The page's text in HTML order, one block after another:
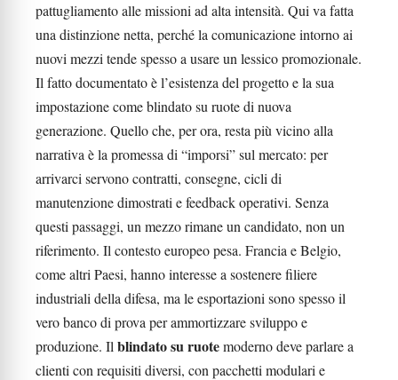
pattugliamento alle missioni ad alta intensità. Qui va fatta
una distinzione netta, perché la comunicazione intorno ai
nuovi mezzi tende spesso a usare un lessico promozionale.
Il fatto documentato è l’esistenza del progetto e la sua
impostazione come blindato su ruote di nuova
generazione. Quello che, per ora, resta più vicino alla
narrativa è la promessa di “imporsi” sul mercato: per
arrivarci servono contratti, consegne, cicli di
manutenzione dimostrati e feedback operativi. Senza
questi passaggi, un mezzo rimane un candidato, non un
riferimento. Il contesto europeo pesa. Francia e Belgio,
come altri Paesi, hanno interesse a sostenere filiere
industriali della difesa, ma le esportazioni sono spesso il
vero banco di prova per ammortizzare sviluppo e
produzione. Il blindato su ruotemoderno deve parlare a
clienti con requisiti diversi, con pacchetti modulari e